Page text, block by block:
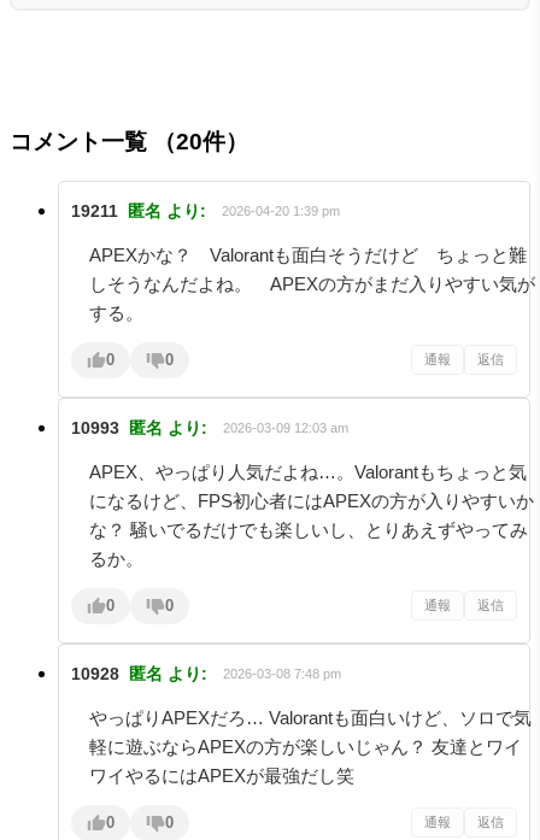
コメント一覧 （20件）
19211 匿名 より: 2026-04-20 1:39 pm
APEXかな？ Valorantも面白そうだけど ちょっと難
しそうなんだよね。 APEXの方がまだ入りやすい気が
する。
0 0 通報 返信
10993 匿名 より: 2026-03-09 12:03 am
APEX、やっぱり人気だよね…。Valorantもちょっと気
になるけど、FPS初心者にはAPEXの方が入りやすいか
な？ 騒いでるだけでも楽しいし、とりあえずやってみ
るか。
0 0 通報 返信
10928 匿名 より: 2026-03-08 7:48 pm
やっぱりAPEXだろ… Valorantも面白いけど、ソロで気
軽に遊ぶならAPEXの方が楽しいじゃん？ 友達とワイ
ワイやるにはAPEXが最強だし笑
0 0 通報 返信